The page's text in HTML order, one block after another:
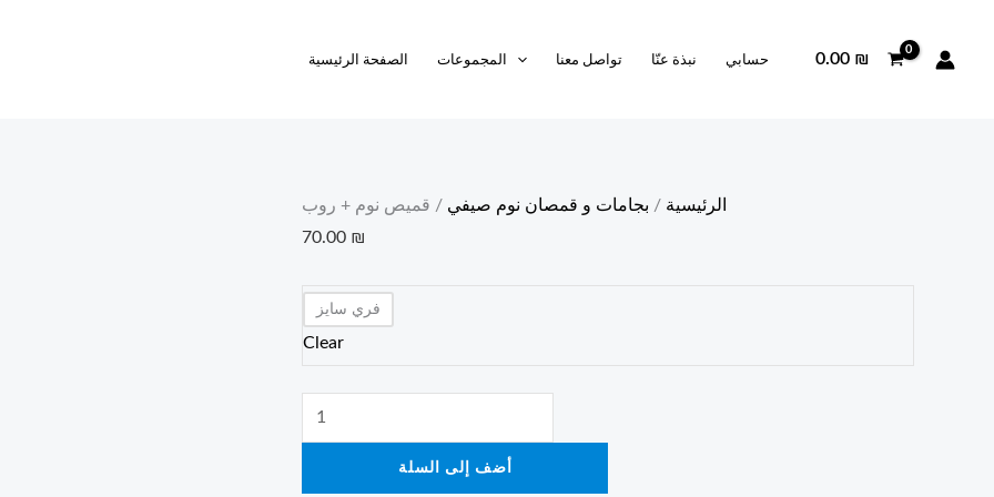
الصفحة الرئيسية المجموعات تواصل معنا نبذة عنّا حسابي 0.00 ₪
الرئيسية / بجامات و قمصان نوم صيفي / قميص نوم + روب
70.00 ₪
فري سايز
Clear
أضف إلى السلة